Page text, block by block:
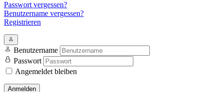
Passwort vergessen?
Benutzername vergessen?
Registrieren
Benutzername
Passwort
Angemeldet bleiben
Anmelden